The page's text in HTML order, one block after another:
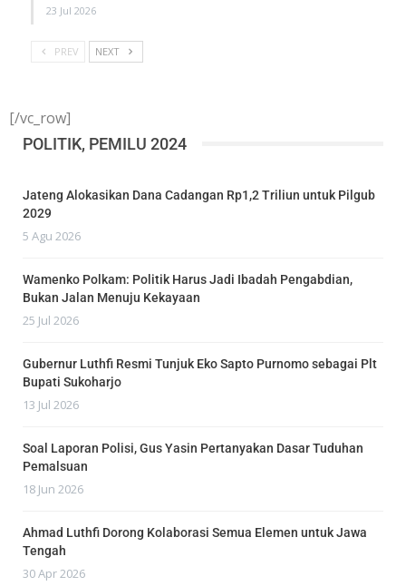
23 Jul 2026
PREV NEXT
[/vc_row]
POLITIK, PEMILU 2024
Jateng Alokasikan Dana Cadangan Rp1,2 Triliun untuk Pilgub
2029
5 Agu 2026
Wamenko Polkam: Politik Harus Jadi Ibadah Pengabdian,
Bukan Jalan Menuju Kekayaan
25 Jul 2026
Gubernur Luthfi Resmi Tunjuk Eko Sapto Purnomo sebagai Plt
Bupati Sukoharjo
13 Jul 2026
Soal Laporan Polisi, Gus Yasin Pertanyakan Dasar Tuduhan
Pemalsuan
18 Jun 2026
Ahmad Luthfi Dorong Kolaborasi Semua Elemen untuk Jawa
Tengah
30 Apr 2026